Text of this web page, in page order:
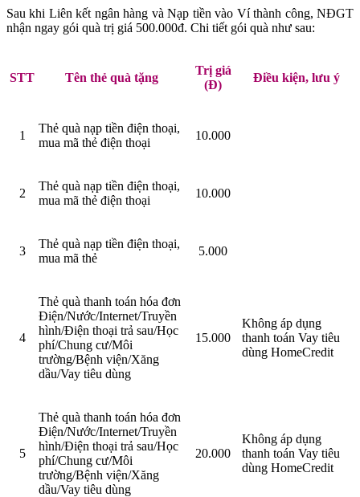
Sau khi Liên kết ngân hàng và Nạp tiền vào Ví thành công, NĐGT
nhận ngay gói quà trị giá 500.000đ. Chi tiết gói quà như sau:
STT Tên thẻ quà tặng
Trị giá
(Đ)
Điều kiện, lưu ý
1
Thẻ quà nạp tiền điện thoại,
mua mã thẻ điện thoại
10.000
2
Thẻ quà nạp tiền điện thoại,
mua mã thẻ điện thoại
10.000
3
Thẻ quà nạp tiền điện thoại,
mua mã thẻ
5.000
4
Thẻ quà thanh toán hóa đơn
Điện/Nước/Internet/Truyền
hình/Điện thoại trả sau/Học
phí/Chung cư/Môi
trường/Bệnh viện/Xăng
dầu/Vay tiêu dùng
15.000
Không áp dụng
thanh toán Vay tiêu
dùng HomeCredit
5
Thẻ quà thanh toán hóa đơn
Điện/Nước/Internet/Truyền
hình/Điện thoại trả sau/Học
phí/Chung cư/Môi
trường/Bệnh viện/Xăng
dầu/Vay tiêu dùng
20.000
Không áp dụng
thanh toán Vay tiêu
dùng HomeCredit